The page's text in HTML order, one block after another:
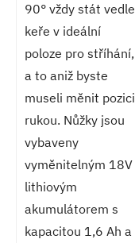
90° vždy stát vedle
keře v ideální
poloze pro stříhání,
a to aniž byste
museli měnit pozici
rukou. Nůžky jsou
vybaveny
vyměnitelným 18V
lithiovým
akumulátorem s
kapacitou 1,6 Ah a